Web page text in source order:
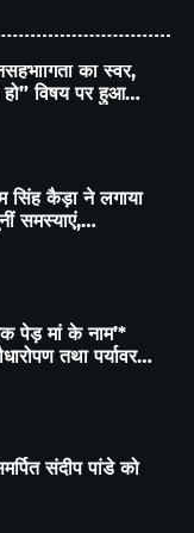
सिंह कैड़ा ने लगाया
समस्याएं,
पेड़ मां के नाम’*
तथा पर्यावरण
संदीप पांडे को
को लेकर दर्जा
मुख्यमंत्री को सौंपा